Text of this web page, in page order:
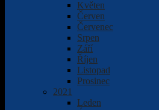
Květen
Červen
Červenec
Srpen
Září
Říjen
Listopad
Prosinec
2021
Leden